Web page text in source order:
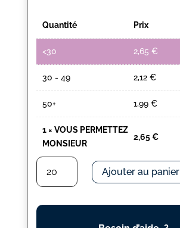
Quantité Prix
<30 2,65 €
30 - 49 2,12 €
50+ 1,99 €
1× VOUS PERMETTEZ
MONSIEUR
2,65€
quantité
VOUS
PERMETTEZ
Ajouter au panier